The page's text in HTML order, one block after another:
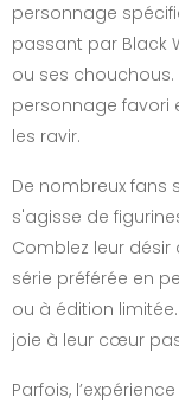
personnage
passant par Black
ou ses
personnage favori
les ravir.
De nombreux fans
s'agisse de
Comblez leur
série préférée en
ou à édition
joie à leur cœur
Parfois,